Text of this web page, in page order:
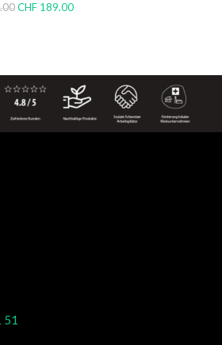
CHF 189.00
51